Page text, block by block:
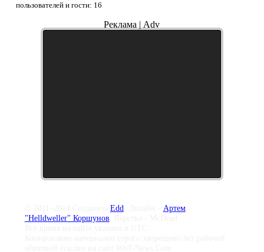
пользователей и гости: 16
Реклама | Adv
Edd, Дизайн - Артем
"Helldweller" Коршунов